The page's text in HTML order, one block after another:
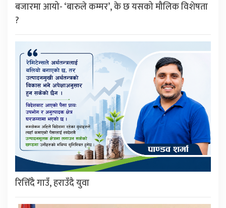
बजारमा आयो- ‘बारुले कम्मर’, के छ यसको मौलिक विशेषता
?
रित्तिँदै गाउँ, हराउँदै युवा